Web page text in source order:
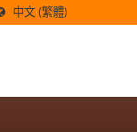
中文 (繁體)